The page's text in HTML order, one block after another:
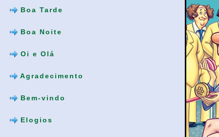
Boa Tarde
Boa Noite
Oi e Olá
Agradecimento
Bem-vindo
Elogios